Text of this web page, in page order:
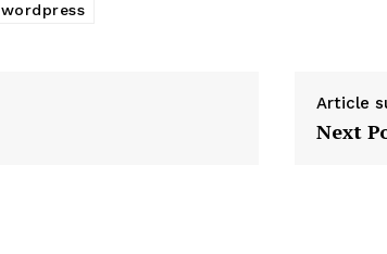
wordpress
Article
Next